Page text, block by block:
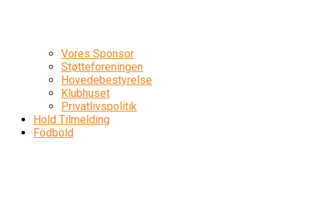
Vores Sponsor
Støtteforeningen
Hovedebestyrelse
Klubhuset
Privatlivspolitik
Hold Tilmelding
Fodbold